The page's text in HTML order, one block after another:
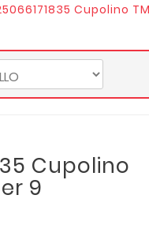
Cupolino
Cupolino
9